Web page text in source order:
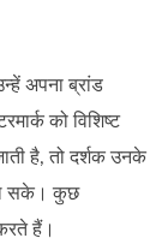
अपना ब्रांड
को विशिष्ट
है, तो दर्शक उनके
सके। कुछ
हैं।